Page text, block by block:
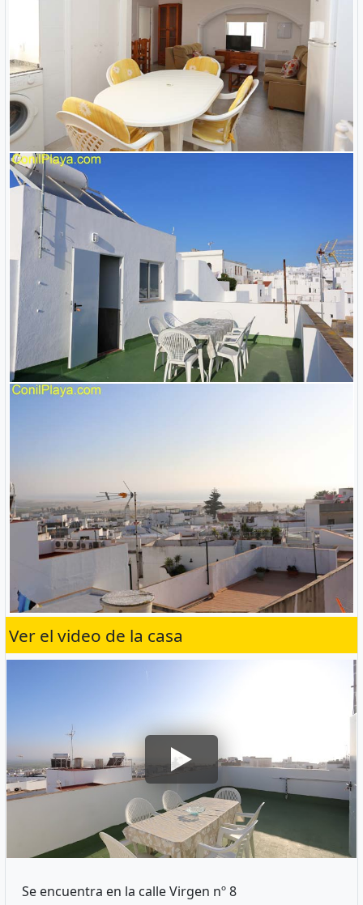
Ver el video de la casa
Se encuentra en la calle Virgen nº 8